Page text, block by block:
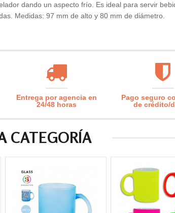
dando un aspecto frío. Es ideal para servir
Medidas: 97 mm de alto y 80 mm de diámetro.
Entrega por agencia en
24/48 horas
Pago seguro
de crédito/
CATEGORÍA